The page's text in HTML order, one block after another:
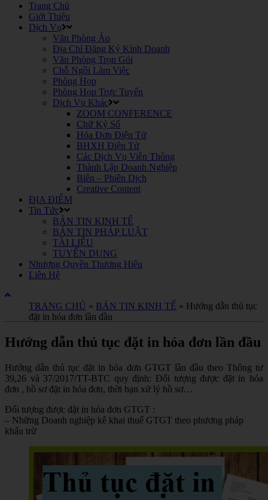
Trang Chủ
Giới Thiệu
Dịch Vụ
Văn Phòng Ảo
Địa Chỉ Đăng Ký Kinh Doanh
Văn Phòng Trọn Gói
Chỗ Ngồi Làm Việc
Phòng Họp
Phòng Họp Trực Tuyến
Dịch Vụ Khác
ZOOM CONFERENCE
Chữ Ký Số
Hóa Đơn Điện Tử
BHXH Điện Tử
Các Dịch Vụ Viễn Thông
Thành Lập Doanh Nghiệp
Biên – Phiên Dịch
Creative Content
ĐỊA ĐIỂM
Tin Tức
BẢN TIN KINH TẾ
BẢN TIN PHÁP LUẬT
TÀI LIỆU
TUYỂN DỤNG
Nhượng Quyền Thương Hiệu
Liên Hệ
TRANG CHỦ » BẢN TIN KINH TẾ » Hướng dẫn thủ tục
đặt in hóa đơn lần đầu
Hướng dẫn thủ tục đặt in hóa đơn lần đầu
Hướng dẫn thủ tục đặt in hóa đơn GTGT lần đầu theo Thông tư
39,26 và 37/2017/TT-BTC quy định: Đối tượng được đặt in hóa
đơn , hồ sơ đặt in hóa đơn, thời hạn xử lý hồ sơ…
Đối tượng được đặt in hóa đơn GTGT :
– Những Doanh nghiệp kê khai thuế GTGT theo phương pháp
khấu trừ